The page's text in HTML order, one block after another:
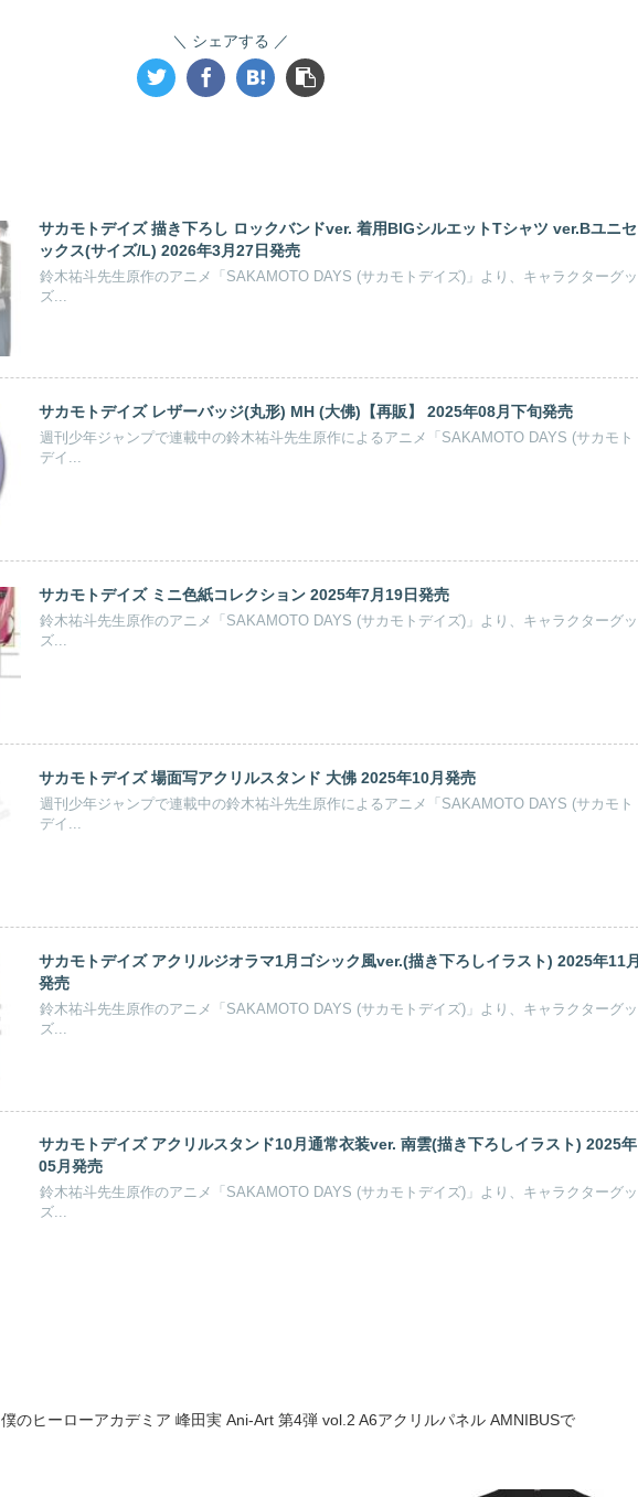
シェアする
サカモトデイズ 描き下ろし ロックバンドver. 着用BIGシルエットTシャツ ver.Bユニセ
ックス(サイズ/L) 2026年3月27日発売
鈴木祐斗先生原作のアニメ「SAKAMOTO DAYS (サカモトデイズ)」より、キャラクターグッ
ズ...
サカモトデイズ レザーバッジ(丸形) MH (大佛)【再販】 2025年08月下旬発売
週刊少年ジャンプで連載中の鈴木祐斗先生原作によるアニメ「SAKAMOTO DAYS (サカモト
デイ...
サカモトデイズ ミニ色紙コレクション 2025年7月19日発売
鈴木祐斗先生原作のアニメ「SAKAMOTO DAYS (サカモトデイズ)」より、キャラクターグッ
ズ...
サカモトデイズ 場面写アクリルスタンド 大佛 2025年10月発売
週刊少年ジャンプで連載中の鈴木祐斗先生原作によるアニメ「SAKAMOTO DAYS (サカモト
デイ...
サカモトデイズ アクリルジオラマ1月ゴシック風ver.(描き下ろしイラスト) 2025年11月
発売
鈴木祐斗先生原作のアニメ「SAKAMOTO DAYS (サカモトデイズ)」より、キャラクターグッ
ズ...
サカモトデイズ アクリルスタンド10月通常衣装ver. 南雲(描き下ろしイラスト) 2025年
05月発売
鈴木祐斗先生原作のアニメ「SAKAMOTO DAYS (サカモトデイズ)」より、キャラクターグッ
ズ...
僕のヒーローアカデミア 峰田実 Ani-Art 第4弾 vol.2 A6アクリルパネル AMNIBUSで